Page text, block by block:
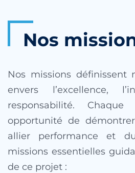
Nos
Nos missions définissent
envers l’excellence,
responsabilité.
opportunité de
allier performance et
missions essentielles
de ce projet :